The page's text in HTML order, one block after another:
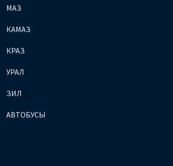
МАЗ
КАМАЗ
КРАЗ
УРАЛ
ЗИЛ
АВТОБУСЫ